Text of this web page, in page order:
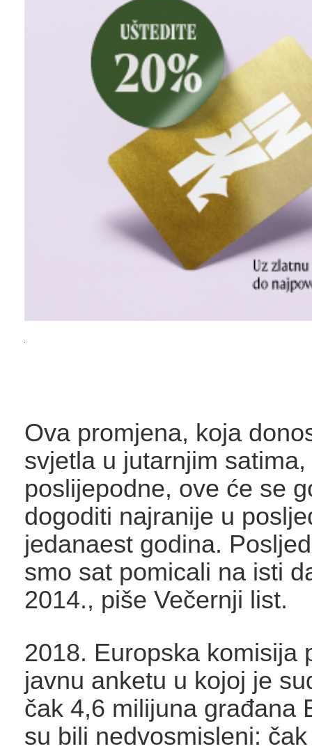
Ova promjena, koja
svjetla u jutarnjim
poslijepodne, ove će se
dogoditi najranije u
jedanaest godina.
smo sat pomicali na isti
2014., piše Večernji list.
2018. Europska komisija
javnu anketu u kojoj je
čak 4,6 milijuna građana
su bili nedvosmisleni: